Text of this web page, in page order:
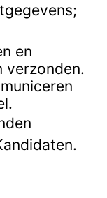
en
verzonden.